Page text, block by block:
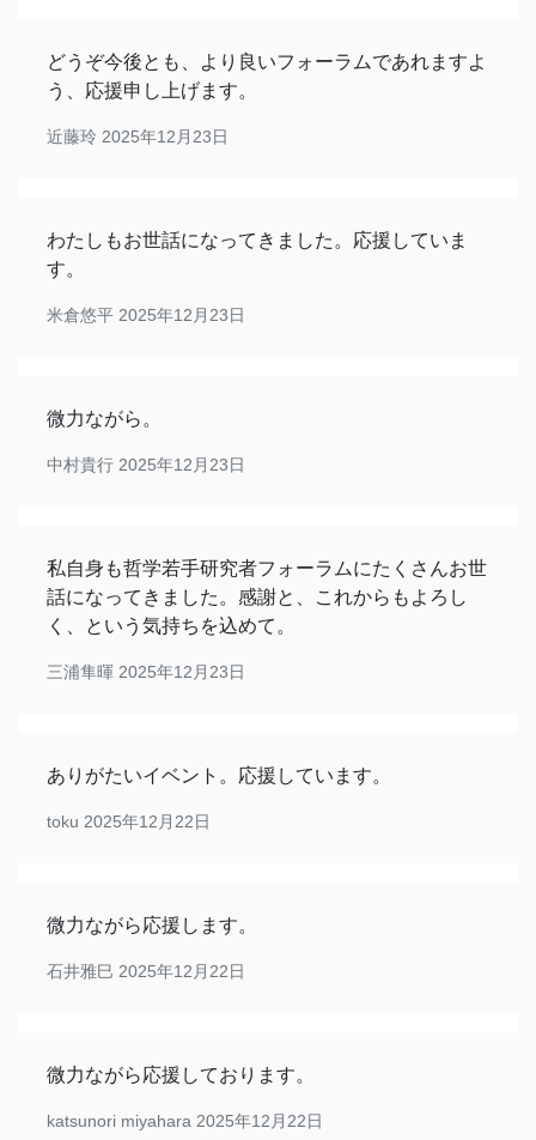
どうぞ今後とも、より良いフォーラムであれますよ
う、応援申し上げます。
近藤玲 2025年12月23日
わたしもお世話になってきました。応援していま
す。
米倉悠平 2025年12月23日
微力ながら。
中村貴行 2025年12月23日
私自身も哲学若手研究者フォーラムにたくさんお世
話になってきました。感謝と、これからもよろし
く、という気持ちを込めて。
三浦隼暉 2025年12月23日
ありがたいイベント。応援しています。
toku 2025年12月22日
微力ながら応援します。
石井雅巳 2025年12月22日
微力ながら応援しております。
katsunori miyahara 2025年12月22日